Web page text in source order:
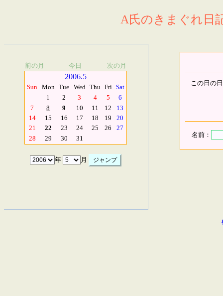
A氏のきまぐれ日
前の月 今日 次の月
2006.5
Sun Mon Tue Wed Thu Fri Sat
1
2 3 4 5
6
7
8 9 10 11 12
13
14
15 16 17 18 19
20
21
22 23 24 25 26
27
28
29 30 31
年 月
この日の
名前：